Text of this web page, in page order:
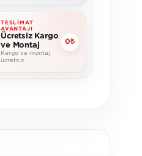
TESLIMAT
AVANTAJI
Ücretsiz Kargo
ve Montaj
Kargo ve montaj
ücretsiz
0₺